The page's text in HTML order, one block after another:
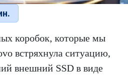
коробок, которые мы
встряхнула ситуацию,
внешний SSD в виде